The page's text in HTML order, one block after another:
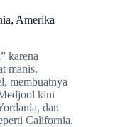
Amerika
karena
manis.
membuatnya
kini
dan
California.